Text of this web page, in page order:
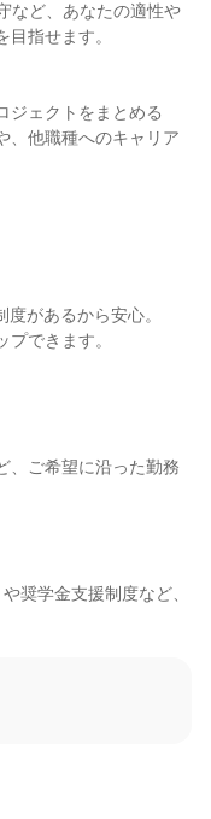
など、あなたの適性や
指せます。
ジェクトをまとめる
、他職種へのキャリア
があるから安心。
できます。
、ご希望に沿った勤務
奨学金支援制度など、